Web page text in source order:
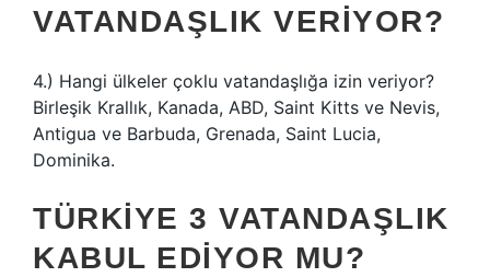
VATANDAŞLIK VERIYOR?
4.) Hangi ülkeler çoklu vatandaşlığa izin veriyor?
Birleşik Krallık, Kanada, ABD, Saint Kitts ve Nevis,
Antigua ve Barbuda, Grenada, Saint Lucia,
Dominika.
TÜRKIYE 3 VATANDAŞLIK
KABUL EDIYOR MU?